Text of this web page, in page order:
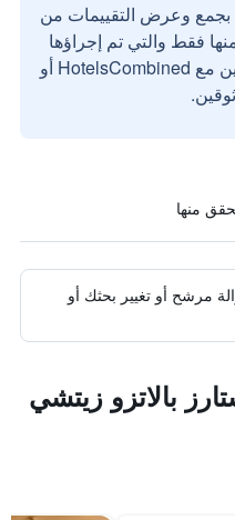
بجمع وعرض التقييمات من
فقط والتي تم إجراؤها
بواسطة مستخدمين حقيقيين مع HotelsCombined أو
مرشح أو تغيير بحثك أو
بالاتزو زيتشي